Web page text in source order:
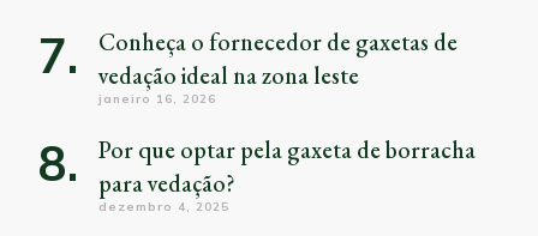
Conheça o fornecedor de gaxetas de
vedação ideal na zona leste
janeiro 16, 2026
Por que optar pela gaxeta de borracha
para vedação?
dezembro 4, 2025